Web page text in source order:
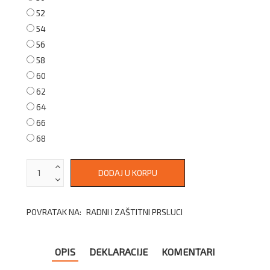
52
54
56
58
60
62
64
66
68
POVRATAK NA: RADNI I ZAŠTITNI PRSLUCI
OPIS DEKLARACIJE KOMENTARI